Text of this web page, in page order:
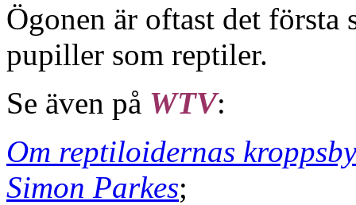
Ögonen är oftast det första
pupiller som reptiler.
Se även på WTV:
Om reptiloidernas
Simon Parkes;